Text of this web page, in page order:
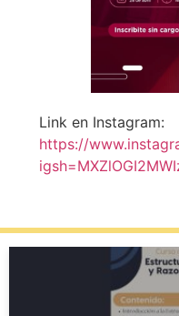
Link en Instagram:
https://